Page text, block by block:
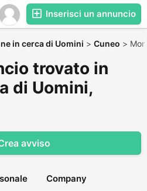
Inserisci un annuncio
in cerca di Uomini > Cuneo >
trovato in
di Uomini,
avviso
Company